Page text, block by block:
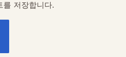
를 저장합니다.